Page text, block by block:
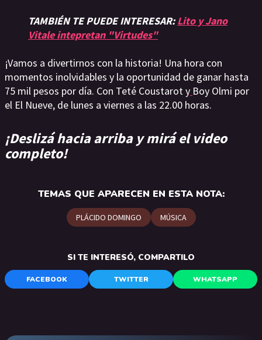
TAMBIÉN TE PUEDE INTERESAR:Lito y Jano
Vitale intepretan "Virtudes"
¡Vamos a divertirnos con la historia! Una hora con
momentos inolvidables y la oportunidad de ganar hasta
75 mil pesos por día. Con Teté Coustarot y Boy Olmi por
el El Nueve, de lunes a viernes a las 22.00 horas.
¡Deslizá hacia arriba y mirá el video
completo!
TEMAS QUE APARECEN EN ESTA NOTA:
PLÁCIDO DOMINGO MÚSICA
SI TE INTERESÓ, COMPARTILO
FACEBOOK TWITTER WHATSAPP